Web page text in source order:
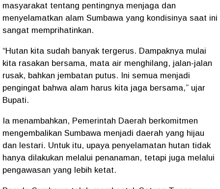
masyarakat tentang pentingnya menjaga dan
menyelamatkan alam Sumbawa yang kondisinya saat ini
sangat memprihatinkan.
“Hutan kita sudah banyak tergerus. Dampaknya mulai
kita rasakan bersama, mata air menghilang, jalan-jalan
rusak, bahkan jembatan putus. Ini semua menjadi
pengingat bahwa alam harus kita jaga bersama,” ujar
Bupati.
Ia menambahkan, Pemerintah Daerah berkomitmen
mengembalikan Sumbawa menjadi daerah yang hijau
dan lestari. Untuk itu, upaya penyelamatan hutan tidak
hanya dilakukan melalui penanaman, tetapi juga melalui
pengawasan yang lebih ketat.